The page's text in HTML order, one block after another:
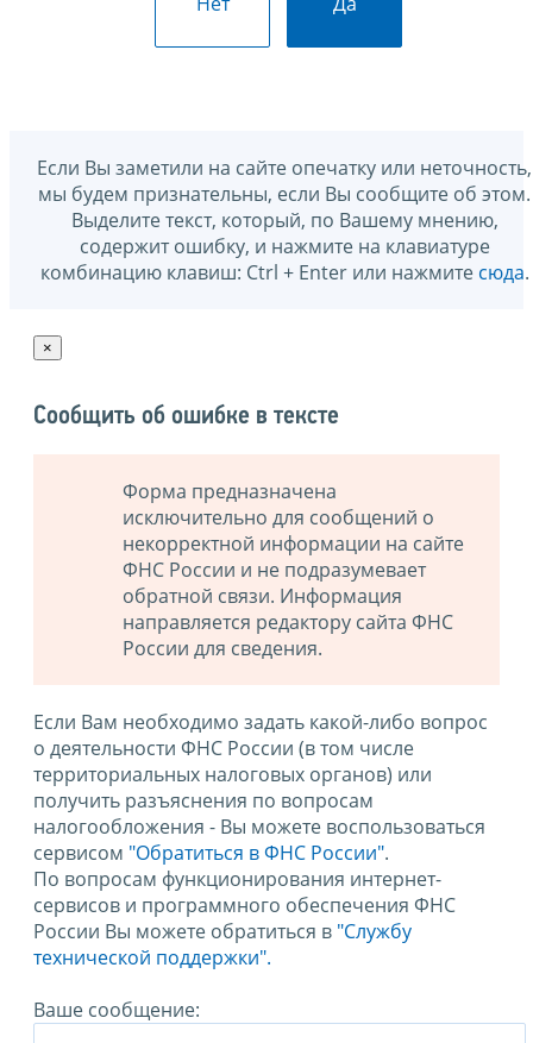
Если Вы заметили на сайте опечатку или неточность,
мы будем признательны, если Вы сообщите об этом.
Выделите текст, который, по Вашему мнению,
содержит ошибку, и нажмите на клавиатуре
комбинацию клавиш: Ctrl + Enter или нажмите сюда.
×
Сообщить об ошибке в тексте
Форма предназначена
исключительно для сообщений о
некорректной информации на сайте
ФНС России и не подразумевает
обратной связи. Информация
направляется редактору сайта ФНС
России для сведения.
Если Вам необходимо задать какой-либо вопрос
о деятельности ФНС России (в том числе
территориальных налоговых органов) или
получить разъяснения по вопросам
налогообложения - Вы можете воспользоваться
сервисом "Обратиться в ФНС России".
По вопросам функционирования интернет-
сервисов и программного обеспечения ФНС
России Вы можете обратиться в "Службу
технической поддержки".
Ваше сообщение: